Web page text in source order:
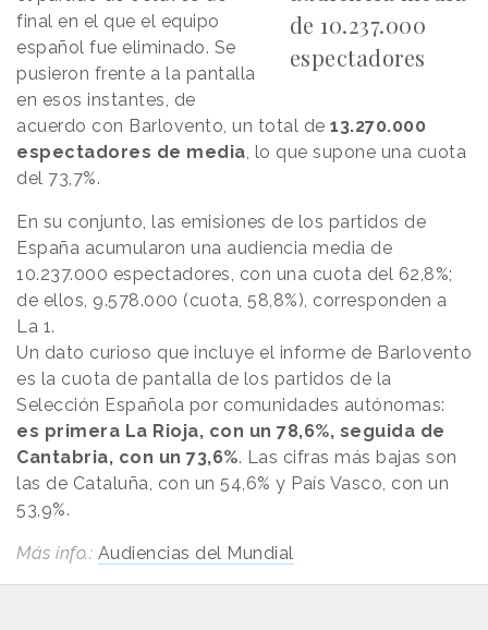
de 10.237.000
espectadores
final en el que el equipo
español fue eliminado. Se
pusieron frente a la pantalla
en esos instantes, de
acuerdo con Barlovento, un total de 13.270.000
espectadores de media, lo que supone una cuota
del 73,7%.
En su conjunto, las emisiones de los partidos de
España acumularon una audiencia media de
10.237.000 espectadores, con una cuota del 62,8%;
de ellos, 9.578.000 (cuota, 58,8%), corresponden a
La 1.
Un dato curioso que incluye el informe de Barlovento
es la cuota de pantalla de los partidos de la
Selección Española por comunidades autónomas:
es primera La Rioja, con un 78,6%, seguida de
Cantabria, con un 73,6%. Las cifras más bajas son
las de Cataluña, con un 54,6% y País Vasco, con un
53,9%.
Más info.: Audiencias del Mundial